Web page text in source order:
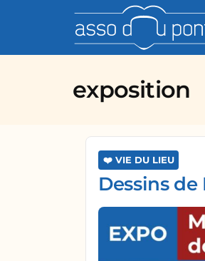
exposition
❤️ VIE DU LIEU
Dessins